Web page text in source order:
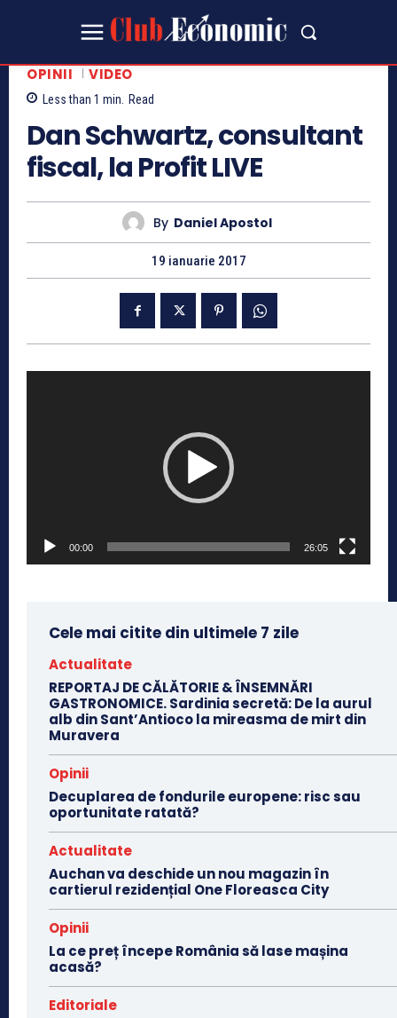
OPINII VIDEO
Less than 1 min. Read
Dan Schwartz, consultant
fiscal, la Profit LIVE
By Daniel Apostol
19 ianuarie 2017
00:00 26:05
Cele mai citite din ultimele 7 zile
Actualitate
REPORTAJ DE CĂLĂTORIE & ÎNSEMNĂRI
GASTRONOMICE. Sardinia secretă: De la aurul
alb din Sant’Antioco la mireasma de mirt din
Muravera
Opinii
Decuplarea de fondurile europene: risc sau
oportunitate ratată?
Actualitate
Auchan va deschide un nou magazin în
cartierul rezidențial One Floreasca City
Opinii
La ce preț începe România să lase mașina
acasă?
Editoriale